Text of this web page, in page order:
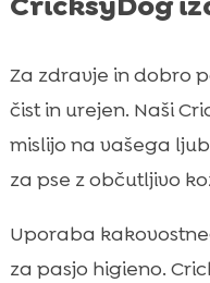
Za zdravje in dobro
čist in urejen. Naši
mislijo na vašega
za pse z občutljivo
Uporaba
za pasjo higieno.